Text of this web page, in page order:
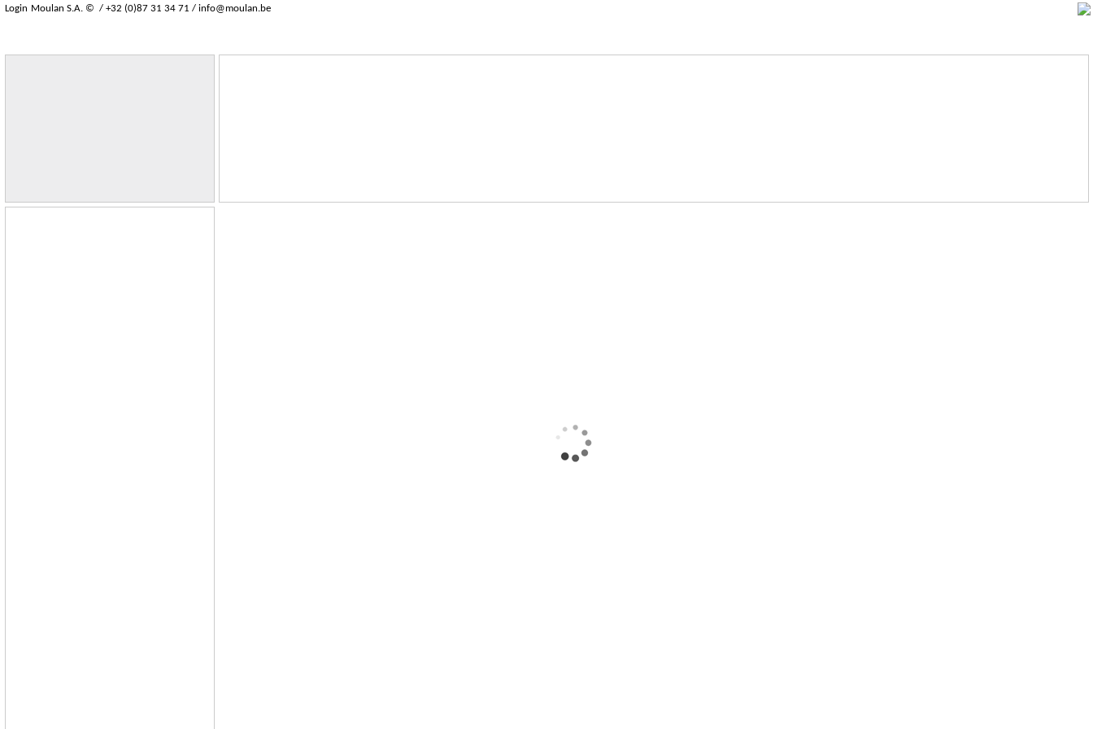
Login Moulan S.A. © / +32 (0)87 31 34 71 / info@moulan.be